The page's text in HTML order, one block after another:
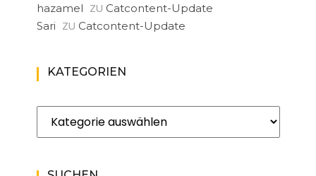
hazamel ZU Catcontent-Update
Sari ZU Catcontent-Update
KATEGORIEN
Kategorien